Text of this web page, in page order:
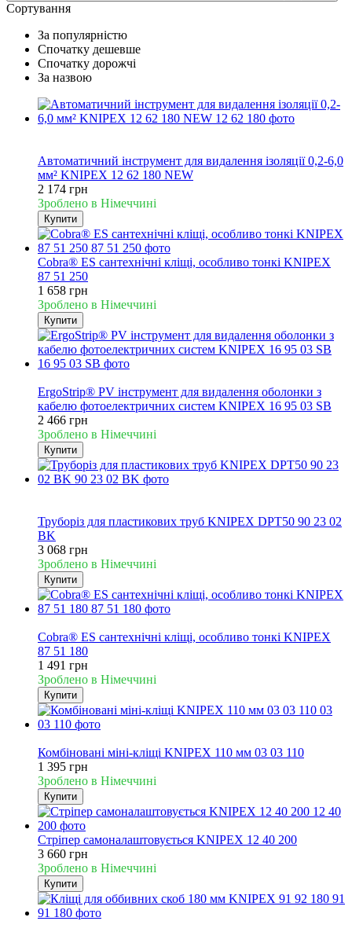
Сортування
За популярністю
Спочатку дешевше
Спочатку дорожчі
За назвою
Автоматичний інструмент для видалення ізоляції 0,2-6,0
мм² KNIPEX 12 62 180 NEW
2 174 грн
Зроблено в Німеччині
Купити
Cobra® ES сантехнічні кліщі, особливо тонкі KNIPEX
87 51 250
1 658 грн
Зроблено в Німеччині
Купити
ErgoStrip® PV інструмент для видалення оболонки з
кабелю фотоелектричних систем KNIPEX 16 95 03 SB
2 466 грн
Зроблено в Німеччині
Купити
Труборіз для пластикових труб KNIPEX DPT50 90 23 02
BK
3 068 грн
Зроблено в Німеччині
Купити
Cobra® ES сантехнічні кліщі, особливо тонкі KNIPEX
87 51 180
1 491 грн
Зроблено в Німеччині
Купити
Комбіновані міні-кліщі KNIPEX 110 мм 03 03 110
1 395 грн
Зроблено в Німеччині
Купити
Стріпер самоналаштовується KNIPEX 12 40 200
3 660 грн
Зроблено в Німеччині
Купити